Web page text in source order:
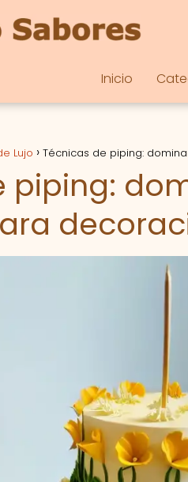
Inicio
Lujo Técnicas de piping:
piping: